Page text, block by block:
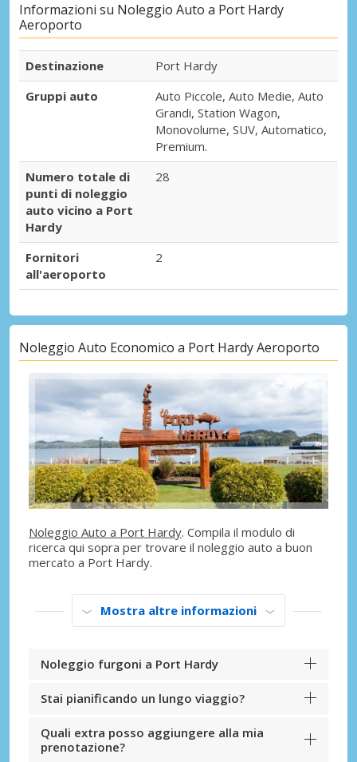
Informazioni su Noleggio Auto a Port Hardy
Aeroporto
Destinazione
Port Hardy
Gruppi auto
Auto Piccole, Auto Medie, Auto
Grandi, Station Wagon,
Monovolume, SUV, Automatico,
Premium.
Numero totale di
punti di noleggio
auto vicino a Port
Hardy
28
Fornitori
all'aeroporto
2
Noleggio Auto Economico a Port Hardy Aeroporto
Noleggio Auto a Port Hardy. Compila il modulo di
ricerca qui sopra per trovare il noleggio auto a buon
mercato a Port Hardy.
Mostra altre informazioni
Noleggio furgoni a Port Hardy
Stai pianificando un lungo viaggio?
Quali extra posso aggiungere alla mia
prenotazione?